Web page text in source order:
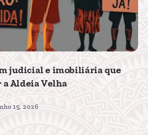
judicial e imobiliária que
Aldeia Velha
15, 2026